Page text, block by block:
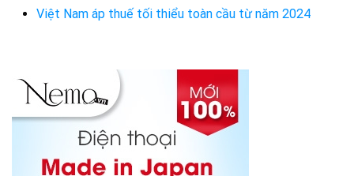
Việt Nam áp thuế tối thiểu toàn cầu từ năm 2024